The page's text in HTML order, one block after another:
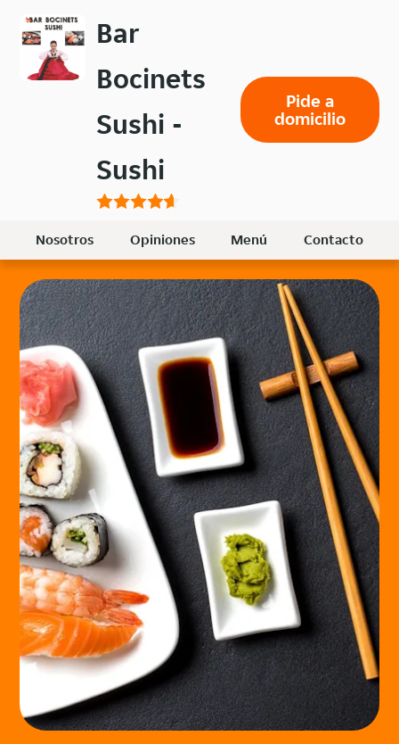
principal
Bar
Bocinets
Sushi -
Sushi
Pide a
domicilio
Nosotros Opiniones Menú Contacto